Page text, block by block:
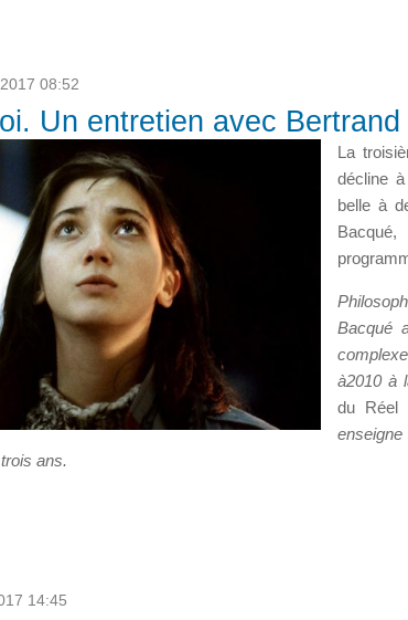
08:52
Un entretien avec Bertrand
La
décline
belle à
Bacqué
à2010 à
du Réel
ans.
14:45